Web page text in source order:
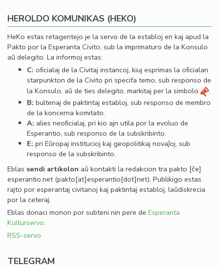
HEROLDO KOMUNIKAS (HEKO)
HeKo estas retagentejo je la servo de la establoj en kaj apud la
Pakto por la Esperanta Civito, sub la imprimaturo de la Konsulo
aŭ delegito. La informoj estas:
C: oﬁcialaj de la Civitaj instancoj, kiuj esprimas la oﬁcialan
starpunkton de la Civito pri specifa temo, sub responso de
la Konsulo, aŭ de ties delegito, markitaj per la simbolo
.
B: bultenaj de paktintaj establoj, sub responso de membro
de la koncerna komitato.
A: alies neoﬁcialaj, pri kio ajn utila por la evoluo de
Esperantio, sub responso de la subskribinto.
E: pri Eŭropaj institucioj kaj geopolitikaj novaĵoj, sub
responso de la subskribinto.
Eblas sendi artikolon aŭ kontakti la redakcion tra pakto [ĉe]
esperantio.net(pakto[at]esperantio[dot]net). Publikigo estas
rajto por esperantaj civitanoj kaj paktintaj establoj, laŭdiskrecia
por la ceteraj.
Eblas donaci monon por subteni nin pere de Esperanta
Kulturservo.
RSS-servo
TELEGRAM